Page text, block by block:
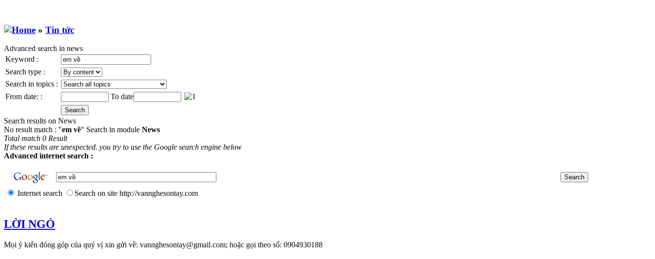
» Tin tức
Advanced search in news
Keyword :
Search type :
Search in topics :
From date: :
To date
Search results on News
No result match : "em về" Search in module News
Total match 0 Result
If these results are unexpected. you try to use the Google search engine below
Advanced internet search :
Internet search Search on site http://vannghesontay.com
LỜI NGỎ
Mọi ý kiến đóng góp của quý vị xin gửi về: vannghesontay@gmail.com; hoặc gọi theo số: 0904930188